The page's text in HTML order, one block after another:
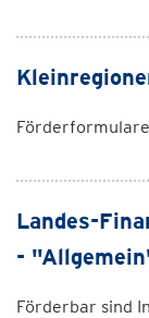
Landes-
-
Förderbar sind